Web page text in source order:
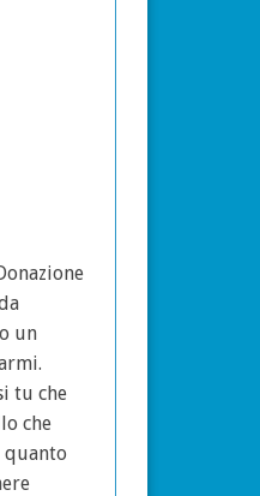
un
tu che
che
quanto